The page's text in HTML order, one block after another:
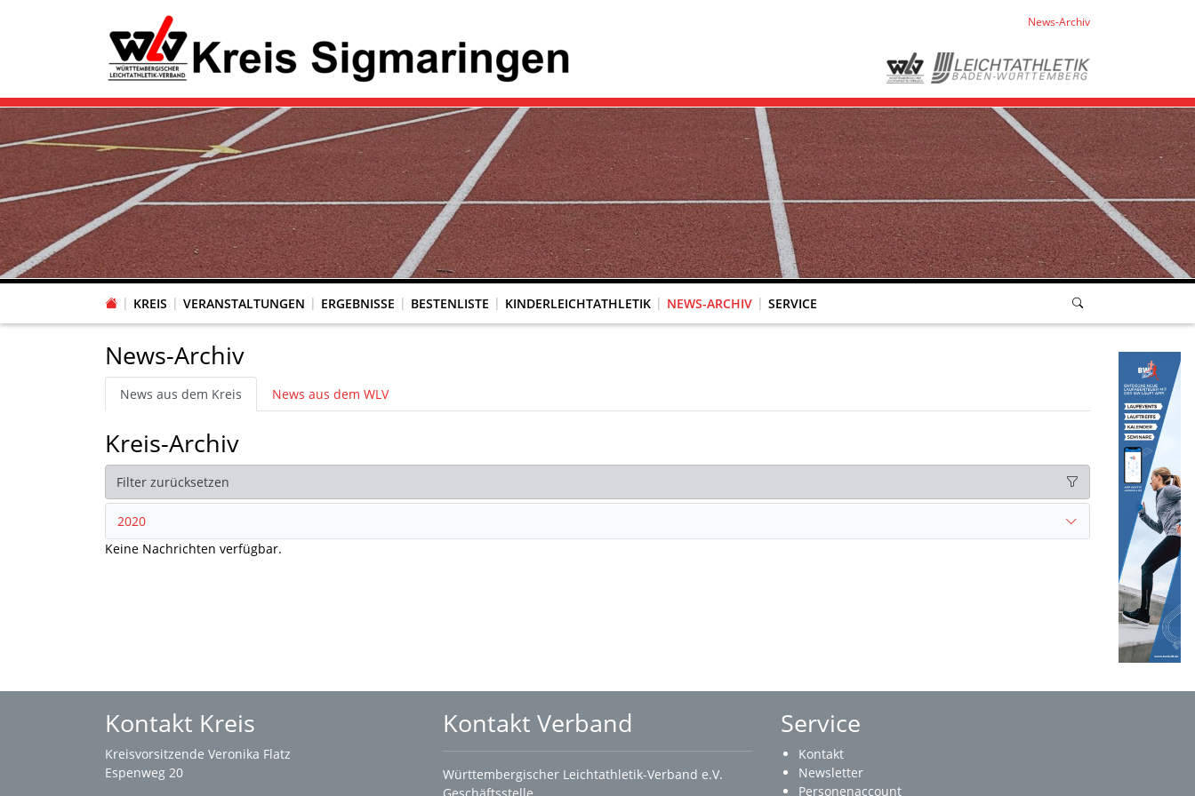
News-Archiv
KREIS VERANSTALTUNGEN ERGEBNISSE BESTENLISTE KINDERLEICHTATHLETIK NEWS-ARCHIV SERVICE
News-Archiv
News aus dem Kreis News aus dem WLV
Kreis-Archiv
Filter zurücksetzen
2020
Keine Nachrichten verfügbar.
Kontakt Kreis
Kreisvorsitzende Veronika Flatz
Espenweg 20
Kontakt Verband
Württembergischer Leichtathletik-Verband e.V.
Service
Kontakt
Newsletter
Personenaccount